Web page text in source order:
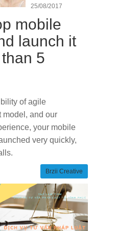
25/08/2017
mobile
launch it
5
of agile
model, and our
your mobile
very quickly,
Brzii Creative